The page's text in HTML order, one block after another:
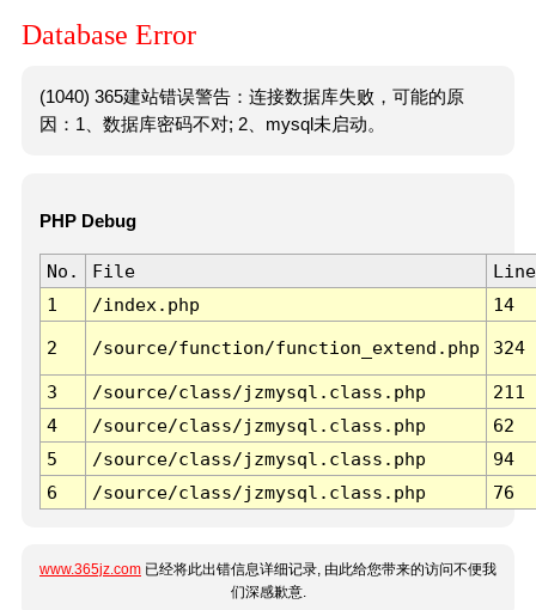
Database Error
(1040) 365建站错误警告：连接数据库失败，可能的原
因：1、数据库密码不对; 2、mysql未启动。
PHP Debug
No. File
Line
1
/index.php 14
2 /source/function/function_extend.php 324
3 /source/class/jzmysql.class.php
211
4
/source/class/jzmysql.class.php
62
5
/source/class/jzmysql.class.php
94
6
/source/class/jzmysql.class.php 76
www.365jz.com 已经将此出错信息详细记录, 由此给您带来的访问不便我
们深感歉意.